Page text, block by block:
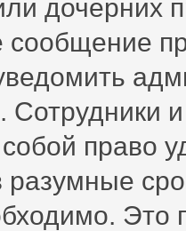
дочерних
Сотрудники
право
Это